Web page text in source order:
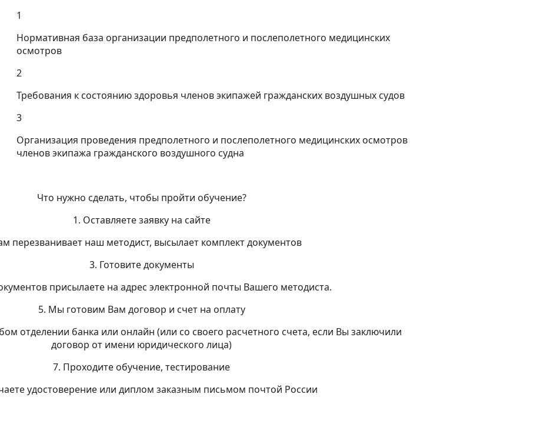
1
Нормативная база организации предполетного и послеполетного медицинских
осмотров
2
Требования к состоянию здоровья членов экипажей гражданских воздушных судов
3
Организация проведения предполетного и послеполетного медицинских осмотров
членов экипажа гражданского воздушного судна
Что нужно сделать, чтобы пройти обучение?
1. Оставляете заявку на сайте
перезванивает наш методист, высылает комплект документов
3. Готовите документы
присылаете на адрес электронной почты Вашего методиста.
5. Мы готовим Вам договор и счет на оплату
отделении банка или онлайн (или со своего расчетного счета, если Вы заключили
договор от имени юридического лица)
7. Проходите обучение, тестирование
удостоверение или диплом заказным письмом почтой России